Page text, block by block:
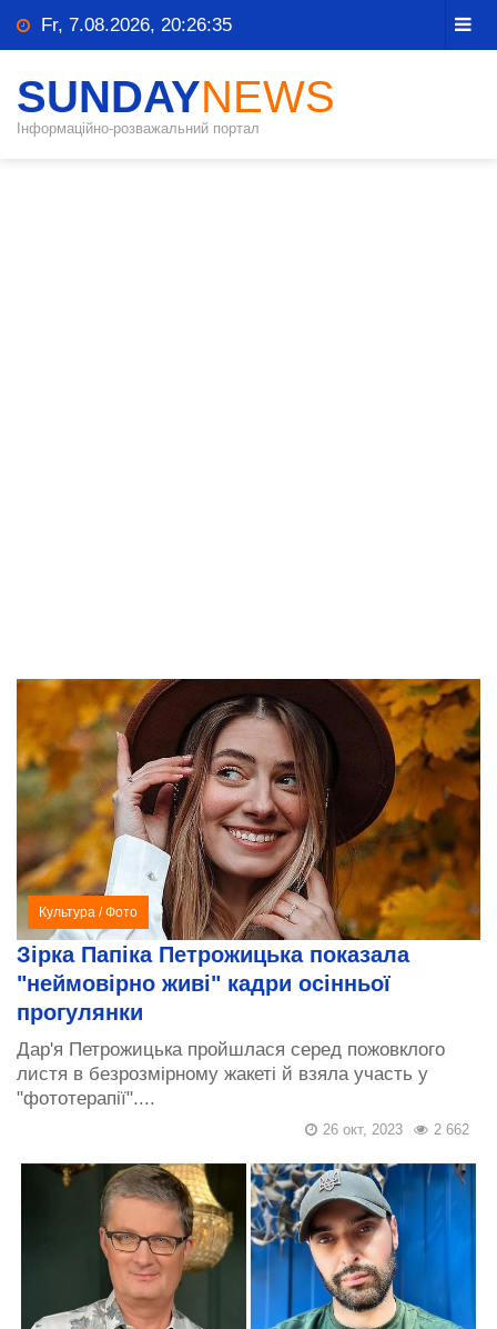
Fr, 7.08.2026, 20:26:35
SUNDAYNEWS
Інформаційно-розважальний портал
Культура /Фото
Зірка Папіка Петрожицька показала
"неймовірно живі" кадри осінньої
прогулянки
Дар'я Петрожицька пройшлася серед пожовклого
листя в безрозмірному жакеті й взяла участь у
"фототерапії"....
2 662
26 окт, 2023